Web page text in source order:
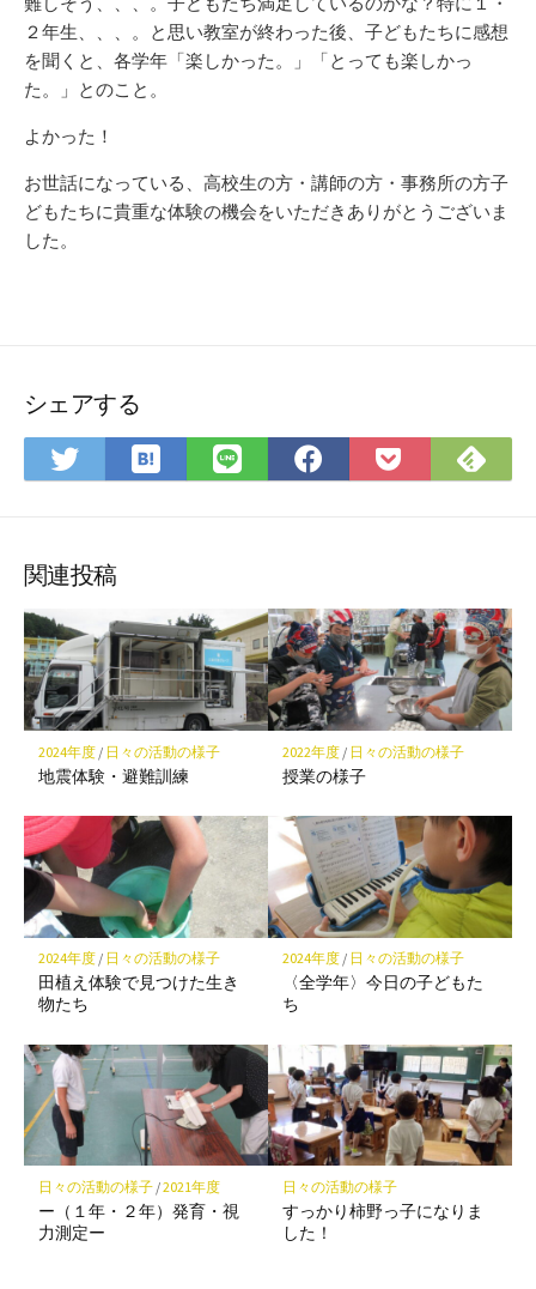
２年生、、、。と思い教室が終わった後、子どもたちに感想
を聞くと、各学年「楽しかった。」「とっても楽しかっ
た。」とのこと。
よかった！
お世話になっている、高校生の方・講師の方・事務所の方子
どもたちに貴重な体験の機会をいただきありがとうございま
した。
シェアする
Twitter
で
ア
は
て
マ
ー
ク
に
保
存
LINE
で
Facebook
で
Pocket
に
で
関連投稿
2024年度/ 日々の活動の様子
地震体験・避難訓練
2022年度/ 日々の活動の様子
授業の様子
2024年度/ 日々の活動の様子
田植え体験で見つけた生き
物たち
2024年度/ 日々の活動の様子
〈全学年〉今日の子どもた
ち
日々の活動の様子/2021年度
ー（１年・２年）発育・視
力測定ー
日々の活動の様子
すっかり柿野っ子になりま
した！